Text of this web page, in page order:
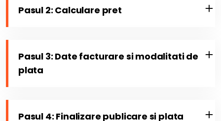
Pasul 2: Calculare pret
Pasul 3: Date facturare si modalitati de
plata
Pasul 4: Finalizare publicare si plata